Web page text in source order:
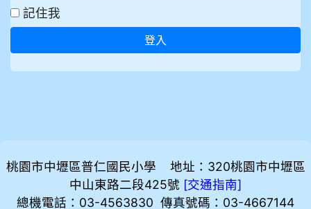
記住我
登入
桃園市中壢區普仁國民小學 地址：320桃園市中壢區
中山東路二段425號 [交通指南]
總機電話：03-4563830 傳真號碼：03-4667144